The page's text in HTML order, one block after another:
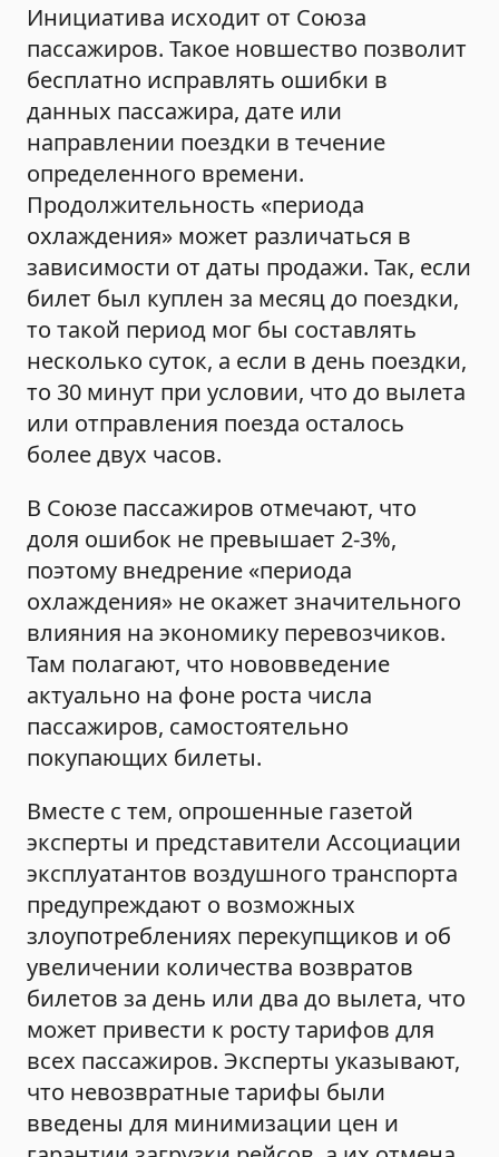
Инициатива исходит от Союза
пассажиров. Такое новшество позволит
бесплатно исправлять ошибки в
данных пассажира, дате или
направлении поездки в течение
определенного времени.
Продолжительность «периода
охлаждения» может различаться в
зависимости от даты продажи. Так, если
билет был куплен за месяц до поездки,
то такой период мог бы составлять
несколько суток, а если в день поездки,
то 30 минут при условии, что до вылета
или отправления поезда осталось
более двух часов.
В Союзе пассажиров отмечают, что
доля ошибок не превышает 2-3%,
поэтому внедрение «периода
охлаждения» не окажет значительного
влияния на экономику перевозчиков.
Там полагают, что нововведение
актуально на фоне роста числа
пассажиров, самостоятельно
покупающих билеты.
Вместе с тем, опрошенные газетой
эксперты и представители Ассоциации
эксплуатантов воздушного транспорта
предупреждают о возможных
злоупотреблениях перекупщиков и об
увеличении количества возвратов
билетов за день или два до вылета, что
может привести к росту тарифов для
всех пассажиров. Эксперты указывают,
что невозвратные тарифы были
введены для минимизации цен и